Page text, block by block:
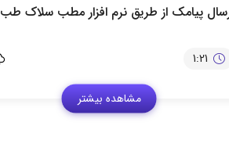
پیامک از طریق نرم افزار مطب سلاک طب
1:21
مشاهده بیشتر